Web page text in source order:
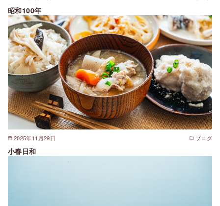
昭和100年
2025年11月29日 ブログ
小春日和